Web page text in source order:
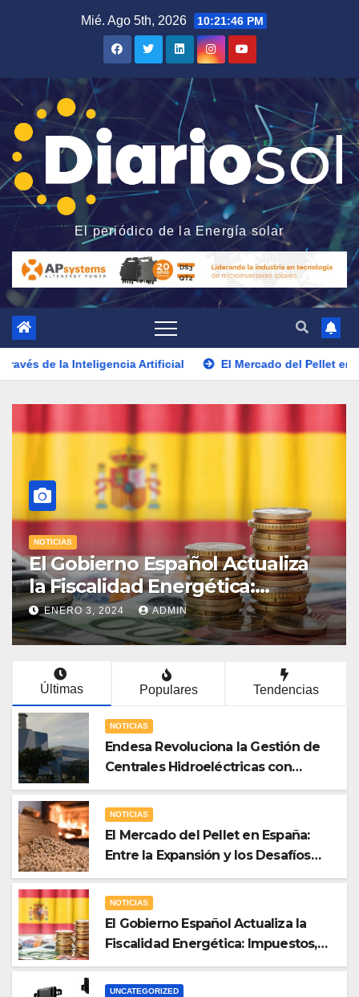
Mié. Ago 5th, 2026 10:21:48 PM
El periódico de la Energía solar
Artificial El Mercado del Pellet en España: Entre la
NOTICIAS
El Gobierno Español Actualiza
la Fiscalidad Energética:
Impuestos, Protección al
Consumidor y Apoyo a la
ENERO 3, 2024 ADMIN
Últimas Populares Tendencias
NOTICIAS
Endesa Revoluciona la Gestión de
Centrales Hidroeléctricas con
«Gemelos Digitales» a través de la
Inteligencia Artificial
NOTICIAS
El Mercado del Pellet en España:
Entre la Expansión y los Desafíos
Económicos
NOTICIAS
El Gobierno Español Actualiza la
Fiscalidad Energética: Impuestos,
Protección al Consumidor y Apoyo
a la Industria Electrointensiva
UNCATEGORIZED